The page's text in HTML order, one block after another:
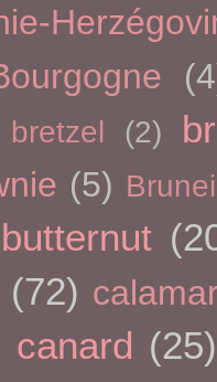
bretzel (2)
(5) Brunei
butternut
(72)
canard (25)